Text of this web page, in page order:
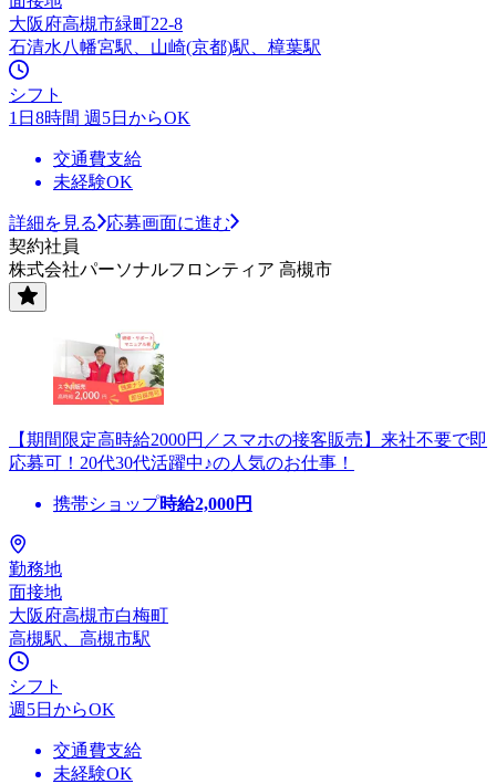
大阪府高槻市緑町22-8
石清水八幡宮駅、山崎(京都)駅、樟葉駅
シフト
1日8時間 週5日からOK
交通費支給
未経験OK
詳細を見る
応募画面に進む
契約社員
株式会社パーソナルフロンティア 高槻市
【期間限定高時給2000円／スマホの接客販売】来社不要で即
応募可！20代30代活躍中♪の人気のお仕事！
携帯ショップ時給2,000円
勤務地
面接地
大阪府高槻市白梅町
高槻駅、高槻市駅
シフト
週5日からOK
交通費支給
未経験OK